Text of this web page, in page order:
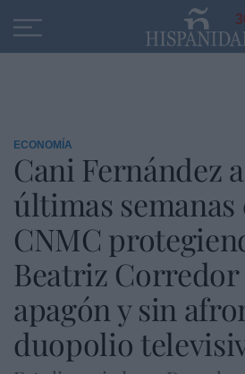
ECONOMÍA
Cani Fernández
últimas semanas
CNMC
Beatriz Corredor
apagón y sin
duopolio